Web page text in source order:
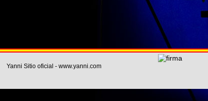
Yanni Sitio oficial - www.yanni.com